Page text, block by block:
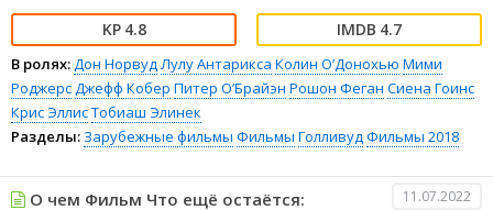
4.8 4.7
В ролях:Дон НорвудЛулу Антарикса Колин О’Донохью Мими
РоджерсДжефф Кобер Питер О’Брайэн Рошон Феган Сиена Гоинс
Крис ЭллисТобиаш Элинек
Разделы: Зарубежные фильмы Фильмы ГолливудФильмы 2018
О чем Фильм Что ещё остаётся: 11.07.2022